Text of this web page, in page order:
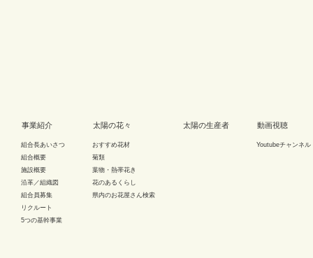
事業紹介
組合長あいさつ
組合概要
施設概要
沿革／組織図
組合員募集
リクルート
5つの基幹事業
太陽の花々
おすすめ花材
菊類
葉物・熱帯花き
花のあるくらし
県内のお花屋さん検索
太陽の生産者 動画視聴
Youtubeチャンネル